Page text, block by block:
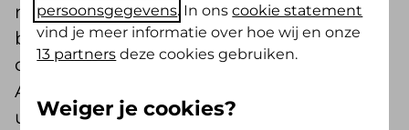
naar het ziekenhuis voor
behandelingen? En heeft u
overnachtingskosten hiervoor gemaakt?
Als u
uw gemaakte reiskosten terugvragen.
persoonsgegevens. In onscookie statement
vind je meer informatie over hoe wij en onze
13 partners deze cookies gebruiken.
Weiger je cookies?